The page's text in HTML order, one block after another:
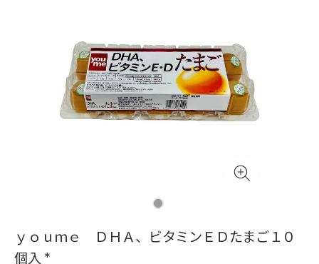
ｙｏｕｍｅ ＤＨＡ、ビタミンＥＤたまご１０
個入 *